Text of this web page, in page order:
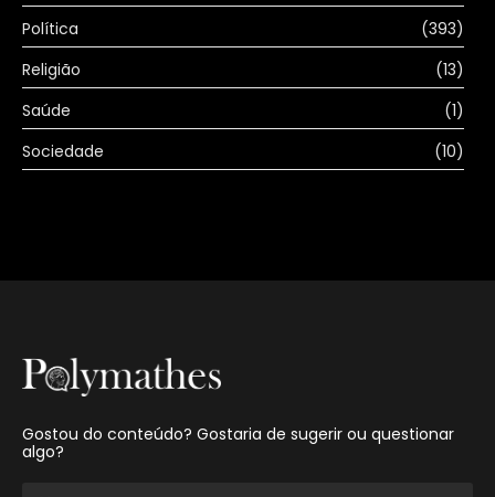
Política
(393)
Religião
(13)
Saúde
(1)
Sociedade
(10)
Gostou do conteúdo? Gostaria de sugerir ou questionar
algo?